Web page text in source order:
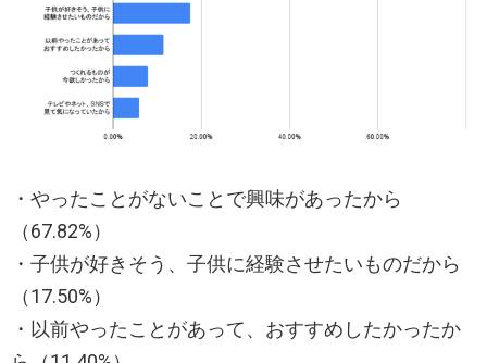
・やったことがないことで興味があったから
（67.82%）
・子供が好きそう、子供に経験させたいものだから
（17.50%）
・以前やったことがあって、おすすめしたかったか